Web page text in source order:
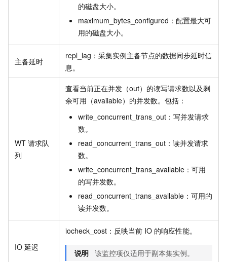
的磁盘大小。
maximum_bytes_configured：配置最大可
用的磁盘大小。
主备延时
repl_lag：采集实例主备节点的数据同步延时信
息。
WT 请求队
列
查看当前正在并发（out）的读写请求数以及剩
余可用（available）的并发数。包括：
write_concurrent_trans_out：写并发请求
数。
read_concurrent_trans_out：读并发请求
数。
write_concurrent_trans_available：可用
的写并发数。
read_concurrent_trans_available：可用的
读并发数。
IO 延迟
iocheck_cost：反映当前 IO 的响应性能。
说明 该监控项仅适用于副本集实例。